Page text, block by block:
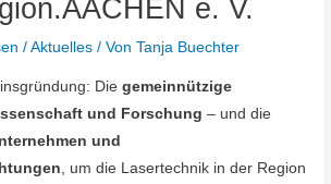
e. V.
/Aktuelles / VonTanja Buechter
Diegemeinnützige
und Forschung – und die
und
, um die Lasertechnik in der Region